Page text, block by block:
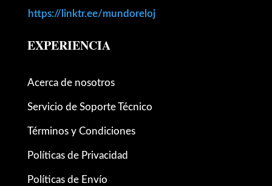
https://linktr.ee/mundoreloj
EXPERIENCIA
Acerca de nosotros
Servicio de Soporte Técnico
Términos y Condiciones
Políticas de Privacidad
Políticas de Envío